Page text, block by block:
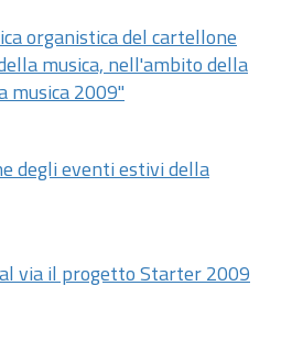
organistica del cartellone
musica, nell'ambito della
musica 2009"
degli eventi estivi della
via il progetto Starter 2009